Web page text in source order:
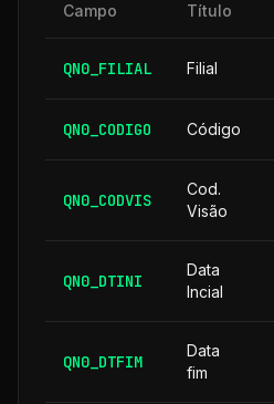
Campo Título
QN0_FILIAL Filial
QN0_CODIGO Código
QN0_CODVIS
Cod.
Visão
QN0_DTINI
Data
Incial
QN0_DTFIM
Data
fim